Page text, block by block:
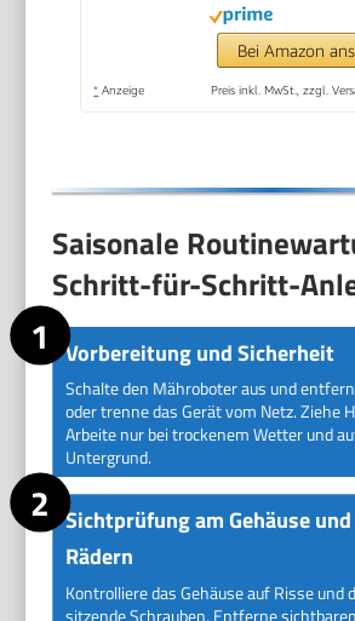
Schnitthöhe,
Ah Akku +
Bei Amazon
* Anzeige Preis inkl. MwSt., zzgl.
Saisonale
Schritt-für-Schritt-
Vorbereitung und Sicherheit
Schalte den Mähroboter aus und
oder trenne das Gerät vom Netz. Ziehe
Arbeite nur bei trockenem Wetter und
Untergrund.
Sichtprüfung am Gehäuse
Rädern
Kontrolliere das Gehäuse auf Risse und
sitzende Schrauben. Entferne